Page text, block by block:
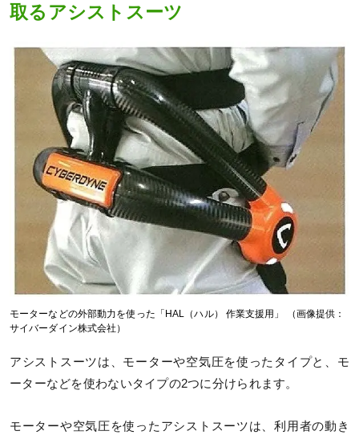
取るアシストスーツ
モーターなどの外部動力を使った「HAL（ハル） 作業支援用」 （画像提供：
サイバーダイン株式会社）
アシストスーツは、モーターや空気圧を使ったタイプと、モ
ーターなどを使わないタイプの2つに分けられます。
モーターや空気圧を使ったアシストスーツは、利用者の動き